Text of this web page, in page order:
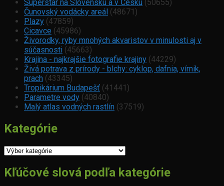
Superstar na Slovensku a v Česku (50655)
Čunovský vodácky areál (48671)
Plazy (47859)
Cicavce (45986)
Živorodky, ryby mnohých akvaristov v minulosti aj v
súčasnosti (45663)
Krajina - najkrajšie fotografie krajiny (44229)
Živá potrava z prírody - blchy: cyklop, dafnia, vírnik,
prach (43345)
Tropikárium Budapešť (41441)
Parametre vody (40840)
Malý atlas vodných rastlín (37519)
Kategórie
Kategórie
Kľúčové slová podľa kategórie